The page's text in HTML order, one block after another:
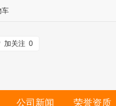
车
加关注 0
公司新闻 荣誉资质